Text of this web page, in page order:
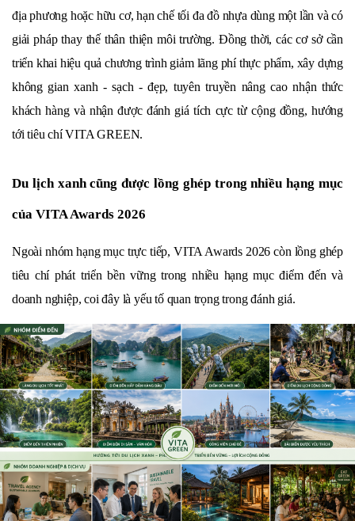
địa phương hoặc hữu cơ, hạn chế tối đa đồ nhựa dùng một lần và có
giải pháp thay thế thân thiện môi trường. Đồng thời, các cơ sở cần
triển khai hiệu quả chương trình giảm lãng phí thực phẩm, xây dựng
không gian xanh - sạch - đẹp, tuyên truyền nâng cao nhận thức
khách hàng và nhận được đánh giá tích cực từ cộng đồng, hướng
tới tiêu chí VITA GREEN.
Du lịch xanh cũng được lồng ghép trong nhiều hạng mục
của VITA Awards 2026
Ngoài nhóm hạng mục trực tiếp, VITA Awards 2026 còn lồng ghép
tiêu chí phát triển bền vững trong nhiều hạng mục điểm đến và
doanh nghiệp, coi đây là yếu tố quan trọng trong đánh giá.